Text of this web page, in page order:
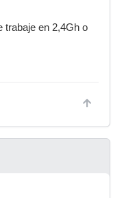
trabaje en 2,4Gh o